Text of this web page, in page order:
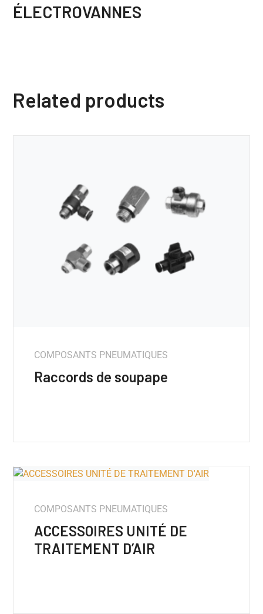
ÉLECTROVANNES
Related products
COMPOSANTS PNEUMATIQUES
Raccords de soupape
COMPOSANTS PNEUMATIQUES
ACCESSOIRES UNITÉ DE
TRAITEMENT D’AIR